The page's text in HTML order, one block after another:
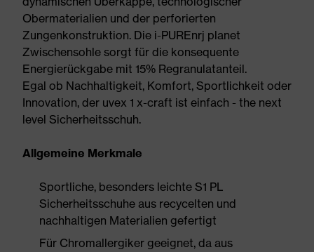
Obermaterialien und der perforierten
Zungenkonstruktion. Die i-PUREnrj planet
Zwischensohle sorgt für die konsequente
Energierückgabe mit 15% Regranulatanteil.
Egal ob Nachhaltigkeit, Komfort, Sportlichkeit oder
Innovation, der uvex 1 x-craft ist einfach - the next
level Sicherheitsschuh.
Allgemeine Merkmale
Sportliche, besonders leichte S1 PL
Sicherheitsschuhe aus recycelten und
nachhaltigen Materialien gefertigt
Für Chromallergiker geeignet, da aus